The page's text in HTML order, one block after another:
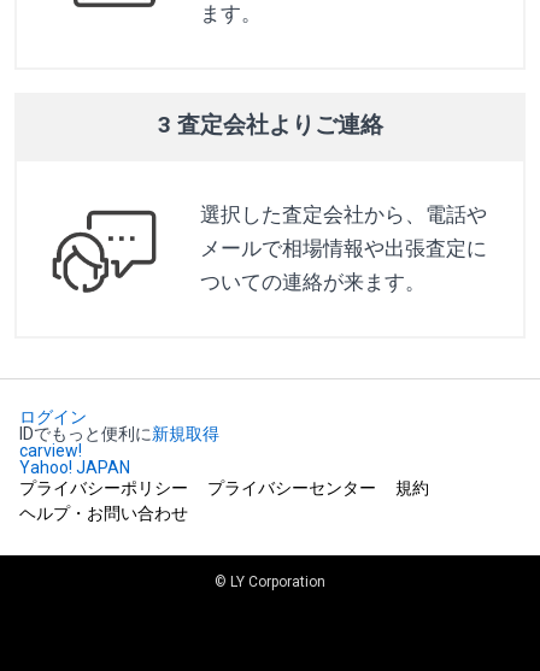
ます。
3 査定会社よりご連絡
選択した査定会社から、電話や
メールで相場情報や出張査定に
ついての連絡が来ます。
ログイン
IDでもっと便利に新規取得
carview!
Yahoo! JAPAN
プライバシーポリシー
プライバシーセンター
規約
ヘルプ・お問い合わせ
© LY Corporation